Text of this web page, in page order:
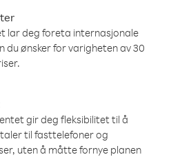
lar deg foreta internasjonale
du ønsker for varigheten av 30
gir deg fleksibilitet til å
til fasttelefoner og
uten å måtte fornye planen